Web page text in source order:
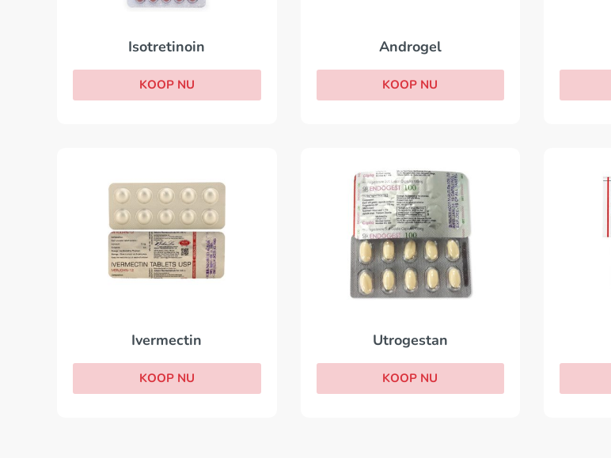
Isotretinoin
KOOP NU
Androgel
KOOP NU
Ivermectin
KOOP NU
Utrogestan
KOOP NU